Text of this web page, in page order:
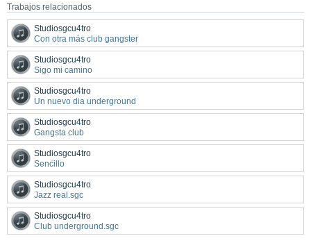
Trabajos relacionados
Studiosgcu4tro
Con otra más club gangster
Studiosgcu4tro
Sigo mi camino
Studiosgcu4tro
Un nuevo dia underground
Studiosgcu4tro
Gangsta club
Studiosgcu4tro
Sencillo
Studiosgcu4tro
Jazz real.sgc
Studiosgcu4tro
Club underground.sgc